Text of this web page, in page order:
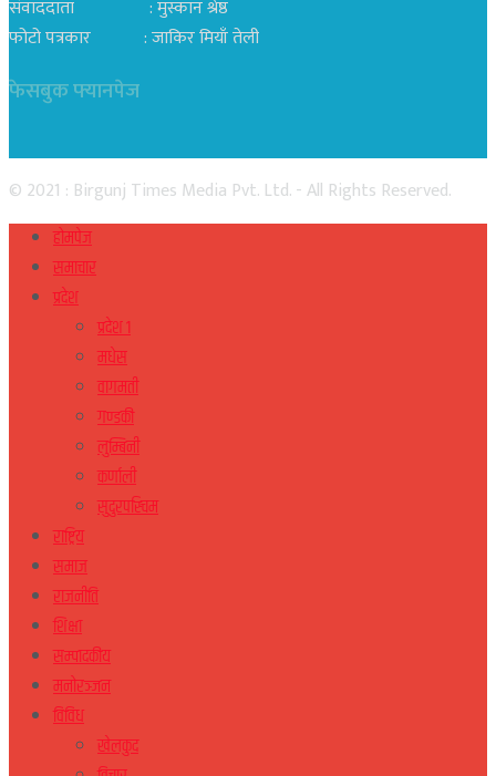
संवाददाता : मुस्कान श्रेष्ठ
फोटो पत्रकार : जाकिर मियाँ तेली
फेसबुक फ्यानपेज
© 2021 : Birgunj Times Media Pvt. Ltd. - All Rights Reserved.
होमपेज
समाचार
प्रदेश
प्रदेश १
मधेस
वागमती
गण्डकी
लुम्बिनी
कर्णाली
सुदुरपस्चिम
राष्ट्रिय
समाज
राजनीति
शिक्षा
सम्पादकीय
मनोरञ्जन
विविध
खेलकुद